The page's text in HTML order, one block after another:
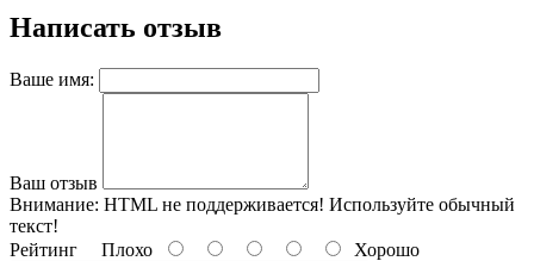
Написать отзыв
Ваше имя:
Ваш отзыв
Внимание: HTML не поддерживается! Используйте обычный
текст!
Рейтинг Плохо Хорошо